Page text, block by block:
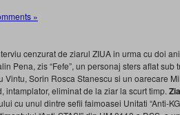
»
cenzurat de ziarul ZIUA in urma cu doi
Pena, zis “Fefe”, un personaj sters aflat
Vintu, Sorin Rosca Stanescu si un oarecare
intamplator, eliminat de la ziar la scurt timp.
cu unul dintre sefii faimoasei Unitati “Anti-